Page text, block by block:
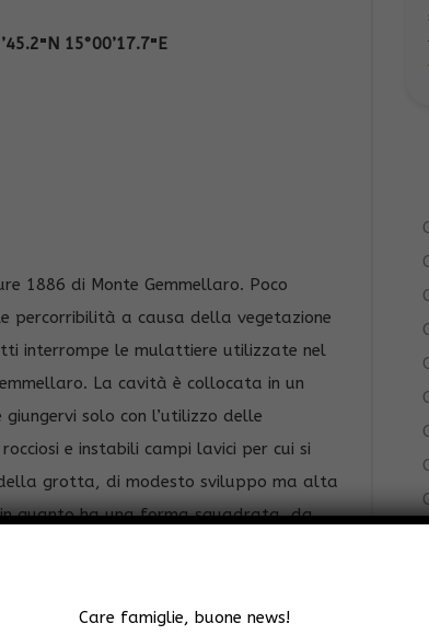
15°00’17.7″E
1886 di Monte Gemmellaro. Poco
percorribilità a causa della vegetazione
interrompe le mulattiere utilizzate nel
La cavità è collocata in un
solo con l’utilizzo delle
e instabili campi lavici per cui si
grotta, di modesto sviluppo ma alta
quanto ha una forma squadrata, da
tube) come suggerito dalla guida
da un crollo della volta nella sua parte
della lunghezza che fa entrare la
Care famiglie, buone news!